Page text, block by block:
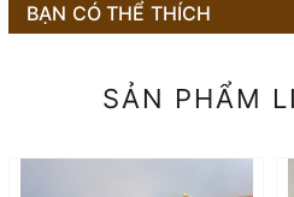
BẠN CÓ THỂ THÍCH
SẢN PHẨM